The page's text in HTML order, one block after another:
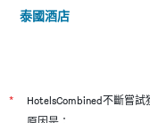
泰國酒店
* HotelsCombined不斷嘗